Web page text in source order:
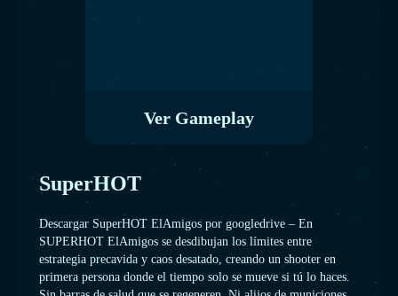
Ver Gameplay
SuperHOT
Descargar SuperHOT ElAmigos por googledrive – En
SUPERHOT ElAmigos se desdibujan los límites entre
estrategia precavida y caos desatado, creando un shooter en
primera persona donde el tiempo solo se mueve si tú lo haces.